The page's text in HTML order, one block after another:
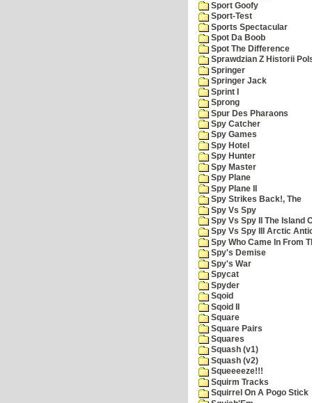
Sport Goofy
Sport-Test
Sports Spectacular
Spot Da Boob
Spot The Difference
Sprawdzian Z Historii
Springer
Springer Jack
Sprint I
Sprong
Spur Des Pharaons
Spy Catcher
Spy Games
Spy Hotel
Spy Hunter
Spy Master
Spy Plane
Spy Plane II
Spy Strikes Back!, The
Spy Vs Spy
Spy Vs Spy II The Island
Spy Vs Spy III Arctic
Spy Who Came In From
Spy's Demise
Spy's War
Spycat
Spyder
Sqoid
Sqoid II
Square
Square Pairs
Squares
Squash (v1)
Squash (v2)
Squeeeeze!!!
Squirm Tracks
Squirrel On A Pogo Stick